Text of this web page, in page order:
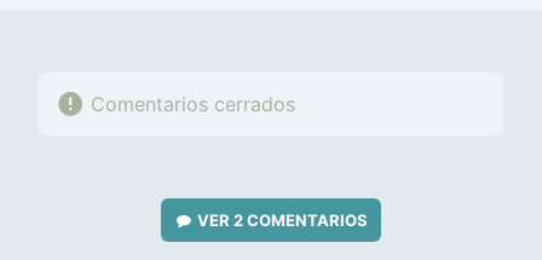
Comentarios cerrados
VER2 COMENTARIOS